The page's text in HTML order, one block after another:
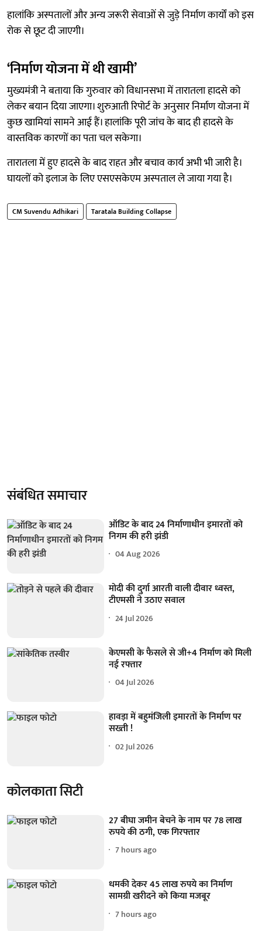
हालांकि अस्पतालों और अन्य जरूरी सेवाओं से जुड़े निर्माण कार्यों को इस
रोक से छूट दी जाएगी।
‘निर्माण योजना में थी खामी’
मुख्यमंत्री ने बताया कि गुरुवार को विधानसभा में तारातला हादसे को
लेकर बयान दिया जाएगा। शुरुआती रिपोर्ट के अनुसार निर्माण योजना में
कुछ खामियां सामने आई हैं। हालांकि पूरी जांच के बाद ही हादसे के
वास्तविक कारणों का पता चल सकेगा।
तारातला में हुए हादसे के बाद राहत और बचाव कार्य अभी भी जारी है।
घायलों को इलाज के लिए एसएसकेएम अस्पताल ले जाया गया है।
CM Suvendu Adhikari Taratala Building Collapse
संबंधित समाचार
ऑडिट के बाद 24 निर्माणाधीन इमारतों को
निगम की हरी झंडी
04 Aug 2026
मोदी की दुर्गा आरती वाली दीवार ध्वस्त,
टीएमसी ने उठाए सवाल
24 Jul 2026
केएमसी के फैसले से जी+4 निर्माण को मिली
नई रफ्तार
04 Jul 2026
हावड़ा में बहुमंजिली इमारतों के निर्माण पर
सख्ती !
02 Jul 2026
कोलकाता सिटी
27 बीघा जमीन बेचने के नाम पर 78 लाख
रुपये की ठगी, एक गिरफ्तार
7 hours ago
धमकी देकर 45 लाख रुपये का निर्माण
सामग्री खरीदने को किया मजबूर
7 hours ago